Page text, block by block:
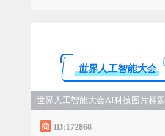
世界人工智能大会
ID:172868